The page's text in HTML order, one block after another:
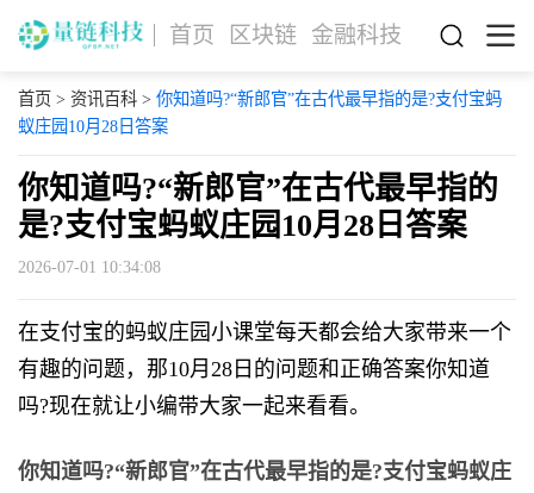
首页 区块链 金融科技
首页 > 资讯百科> 你知道吗?“新郎官”在古代最早指的是?支付宝蚂
蚁庄园10月28日答案
你知道吗?“新郎官”在古代最早指的
是?支付宝蚂蚁庄园10月28日答案
2026-07-01 10:34:08
在支付宝的蚂蚁庄园小课堂每天都会给大家带来一个
有趣的问题，那10月28日的问题和正确答案你知道
吗?现在就让小编带大家一起来看看。
你知道吗?“新郎官”在古代最早指的是?支付宝蚂蚁庄